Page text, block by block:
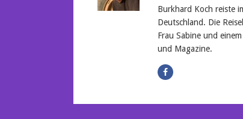
Burkhard Koch reiste
Deutschland. Die
Frau Sabine und
und Magazine.